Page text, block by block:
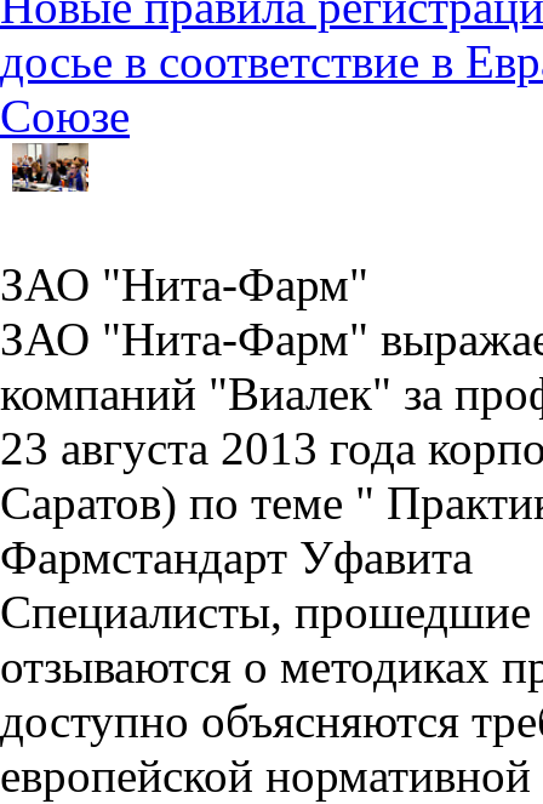
досье в соответствие в
Союзе
ЗАО "Нита-Фарм"
ЗАО "Нита-Фарм"
компаний "Виалек" за
23 августа 2013 года
Саратов) по теме "
Фармстандарт Уфавита
Специалисты, прошедшие
отзываются о методиках
доступно объясняются
европейской